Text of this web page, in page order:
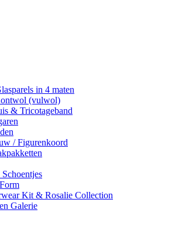
in 4 maten
(vulwol)
& Tricotageband
/ Figurenkoord
Kit & Rosalie Collection
Galerie